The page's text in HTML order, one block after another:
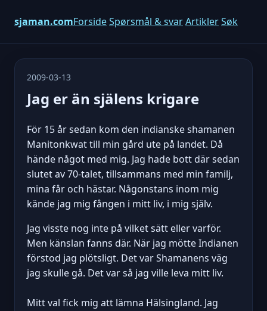
sjaman.comForsideSpørsmål & svarArtiklerSøk
2009-03-13
Jag er än själens krigare
För 15 år sedan kom den indianske shamanen
Manitonkwat till min gård ute på landet. Då
hände något med mig. Jag hade bott där sedan
slutet av 70-talet, tillsammans med min familj,
mina får och hästar. Någonstans inom mig
kände jag mig fången i mitt liv, i mig själv.
Jag visste nog inte på vilket sätt eller varför.
Men känslan fanns där. När jag mötte Indianen
förstod jag plötsligt. Det var Shamanens väg
jag skulle gå. Det var så jag ville leva mitt liv.
Mitt val fick mig att lämna Hälsingland. Jag